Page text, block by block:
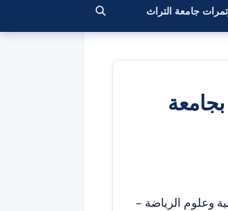
جامعة التراث
وعلوم الرياضة –